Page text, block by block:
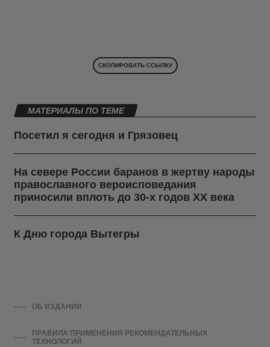
СКОПИРОВАТЬ ССЫЛКУ
МАТЕРИАЛЫ ПО ТЕМЕ
Посетил я сегодня и Грязовец
На севере России баранов в жертву народы
православного вероисповедания
приносили вплоть до 30-х годов ХХ века
К Дню города Вытегры
ОБ ИЗДАНИИ
ПРАВИЛА ПРИМЕНЕНИЯ РЕКОМЕНДАТЕЛЬНЫХ
ТЕХНОЛОГИЙ